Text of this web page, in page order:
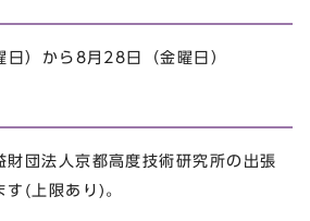
）から8月28日（金曜日）
財団法人京都高度技術研究所の出張
(上限あり)。